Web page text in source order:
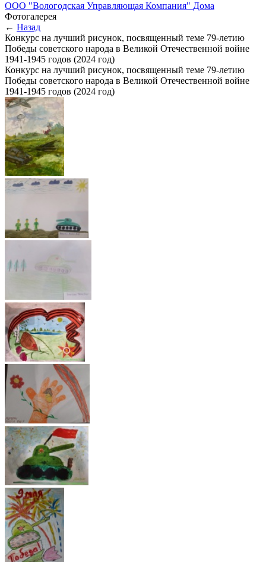
ООО "Вологодская Управляющая Компания" Дома
Фотогалерея
← Назад
Конкурс на лучший рисунок, посвященный теме 79-летию
Победы советского народа в Великой Отечественной войне
1941-1945 годов (2024 год)
Конкурс на лучший рисунок, посвященный теме 79-летию
Победы советского народа в Великой Отечественной войне
1941-1945 годов (2024 год)